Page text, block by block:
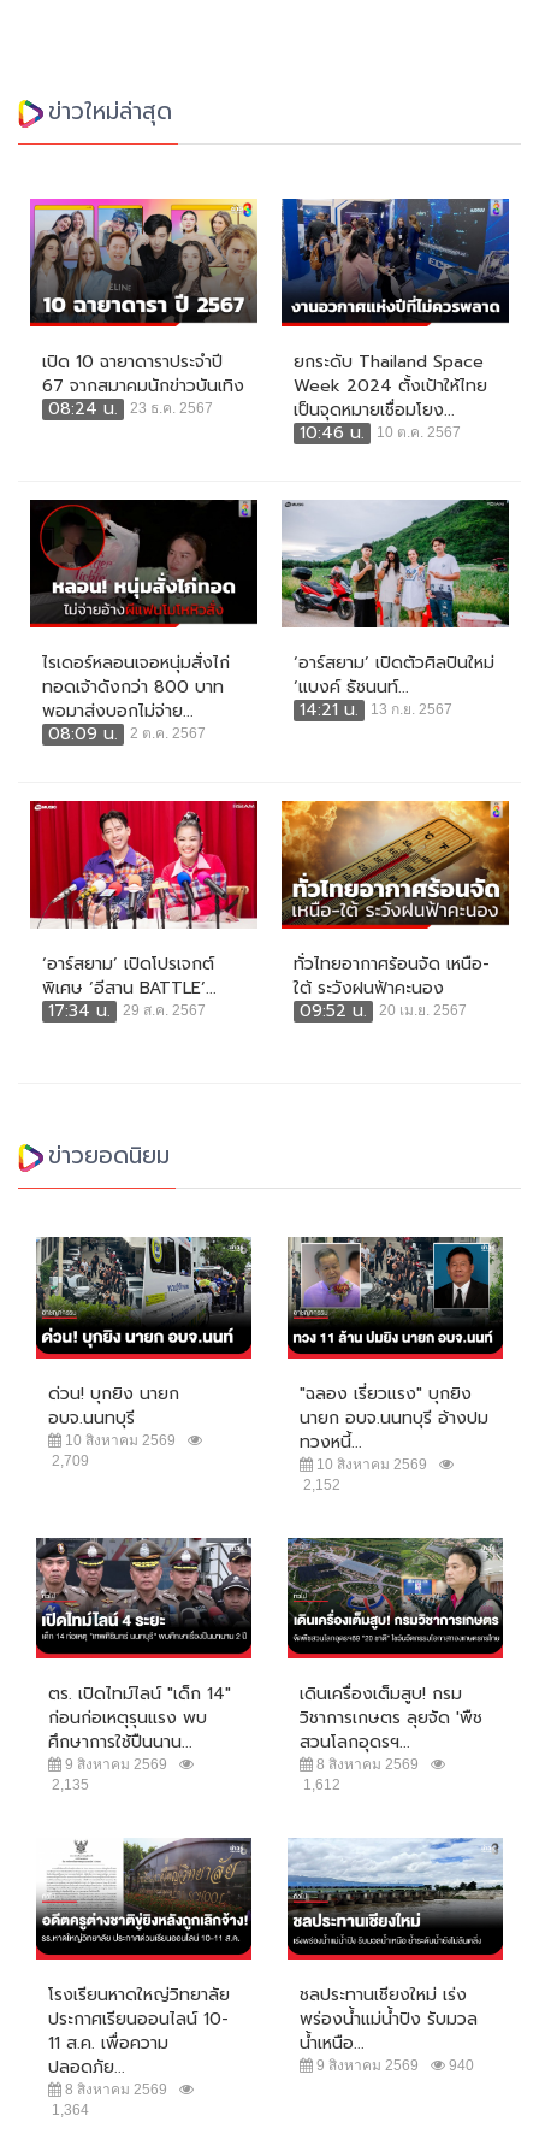
ข่าวใหม่ล่าสุด
เปิด 10 ฉายาดาราประจำปี
67 จากสมาคมนักข่าวบันเทิง
08:24 น.
23 ธ.ค. 2567
ยกระดับ Thailand Space
Week 2024 ตั้งเป้าให้ไทย
เป็นจุดหมายเชื่อมโยง...
10:46 น.
10 ต.ค. 2567
ไรเดอร์หลอนเจอหนุ่มสั่งไก่
ทอดเจ้าดังกว่า 800 บาท
พอมาส่งบอกไม่จ่าย...
08:09 น.
2 ต.ค. 2567
‘อาร์สยาม’ เปิดตัวศิลปินใหม่
‘แบงค์ ธัชนนท์...
14:21 น.
13 ก.ย. 2567
‘อาร์สยาม’ เปิดโปรเจกต์
พิเศษ ‘อีสาน BATTLE’...
17:34 น.
29 ส.ค. 2567
ทั่วไทยอากาศร้อนจัด เหนือ-
ใต้ ระวังฝนฟ้าคะนอง
09:52 น.
20 เม.ย. 2567
ข่าวยอดนิยม
ด่วน! บุกยิง นายก
อบจ.นนทบุรี
10 สิงหาคม 2569
2,709
"ฉลอง เรี่ยวแรง" บุกยิง
นายก อบจ.นนทบุรี อ้างปม
ทวงหนี้...
10 สิงหาคม 2569
2,152
ตร. เปิดไทม์ไลน์ "เด็ก 14"
ก่อนก่อเหตุรุนแรง พบ
ศึกษาการใช้ปืนนาน...
9 สิงหาคม 2569
2,135
เดินเครื่องเต็มสูบ! กรม
วิชาการเกษตร ลุยจัด 'พืช
สวนโลกอุดรฯ...
8 สิงหาคม 2569
1,612
โรงเรียนหาดใหญ่วิทยาลัย
ประกาศเรียนออนไลน์ 10-
11 ส.ค. เพื่อความ
ปลอดภัย...
8 สิงหาคม 2569
1,364
ชลประทานเชียงใหม่ เร่ง
พร่องน้ำแม่น้ำปิง รับมวล
น้ำเหนือ...
9 สิงหาคม 2569 940